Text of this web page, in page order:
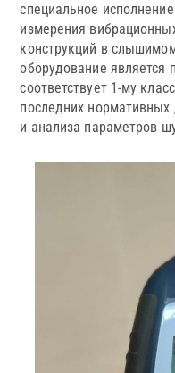
специальное
измерения
конструкций в
оборудование
соответствует 1-му
последних
и анализа параметров